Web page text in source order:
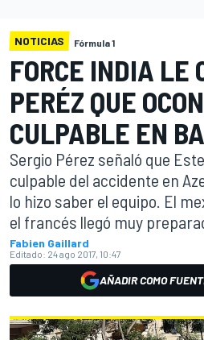
NOTICIAS Fórmula 1
FORCE INDIA LE
PERÉZ QUE
CULPABLE EN
Sergio Pérez señaló que
culpable del accidente en
lo hizo saber el equipo. El
el francés llegó muy
Fabien Gaillard
Editado: 24 ago 2017, 10:47
AÑADIR COMO